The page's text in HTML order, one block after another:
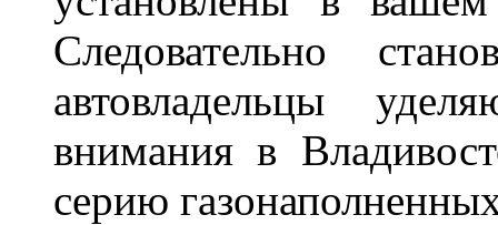
Следовательно
автовладельцы
внимания в
серию